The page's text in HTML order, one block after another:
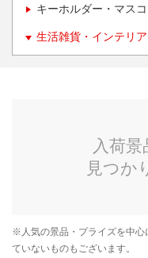
キーホルダー・マス
生活雑貨・インテリ